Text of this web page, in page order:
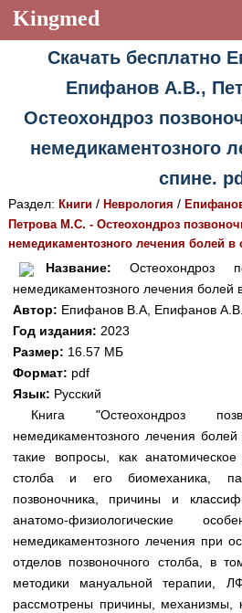
Kingmed
Учебный материал
Видеогалерея 899
Лекции и презентации 2474
Аккредитационные тесты (6)
Методические рекомендации
Научно-популярное
Статьи
Новости
Медицинская стандартизация
Нормативы экстренной и
Нормы лабораторных и
исследований
Обратная связь
Добавить материал
Регистрация
Скачать бесплатно
Епифанов А.В.,
Остеохондроз
немедикаментозного
спине.
Раздел: Книги/ Неврология /
Петрова М.С. - Остеохондроз
немедикаментозного лечения болей в
Название: Остеохондроз
немедикаментозного лечения болей
Автор: Епифанов В.А, Епифанов
Год издания: 2023
Размер: 16.57 МБ
Формат: pdf
Язык: Русский
Книга "Остеохондроз
немедикаментозного лечения
такие вопросы, как анатомическое
столба и его биомеханика,
позвоночника, причины и
анатомо-физиологические
немедикаментозного лечения при
отделов позвоночного столба, в
методики мануальной терапии,
рассмотрены причины, механизмы,